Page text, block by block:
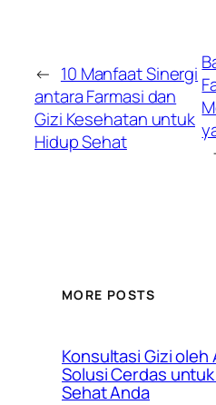
← 10 Manfaat Sinergi
antara Farmasi dan
Gizi Kesehatan untuk
Hidup Sehat
MORE POSTS
Konsultasi Gizi oleh
Solusi Cerdas
Sehat Anda